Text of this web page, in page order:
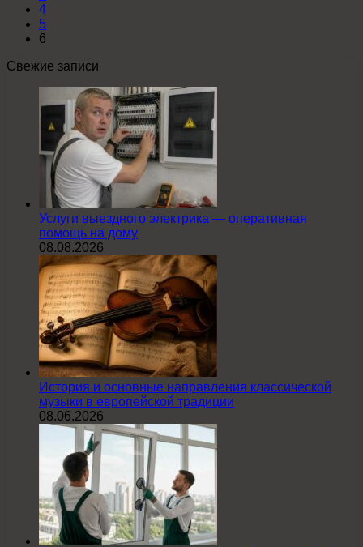
4
5
6
Свежие записи
Услуги выездного электрика — оперативная
помощь на дому
08.08.2026
История и основные направления классической
музыки в европейской традиции
08.06.2026